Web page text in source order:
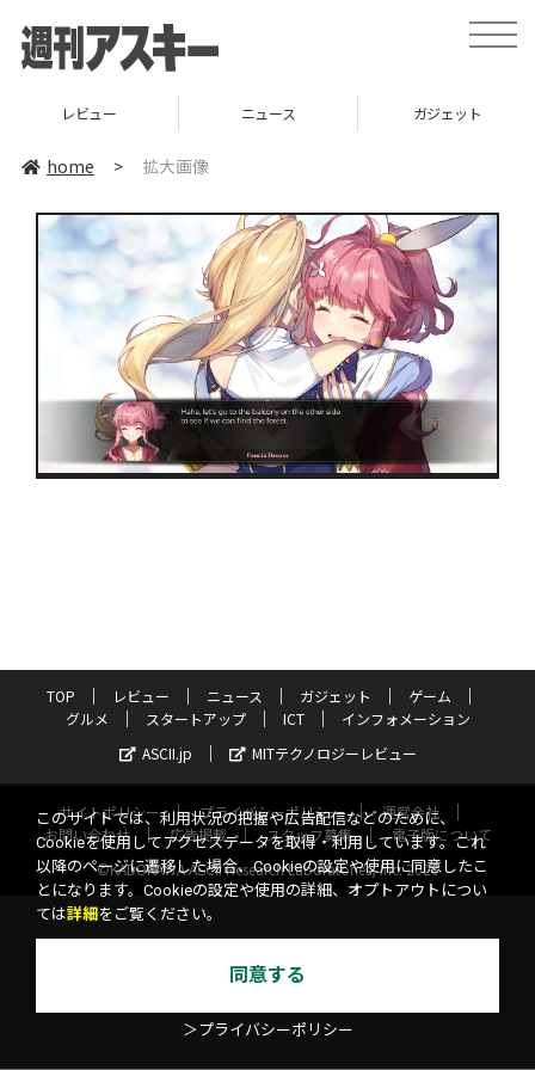
toggle
レビュー ニュース ガジェット
home > 拡大画像
TOP レビュー ニュース ガジェット
ゲーム
グルメ
スタートアップ ICT
インフォメーション
ASCII.jp
MITテクノロジーレビュー
サイトポリシー プライバシーポリシー
運営会社
お問い合わせ
広告掲載 スタッフ募集
電子版について
©KADOKAWA ASCII Research Laboratories, Inc. 2026
このサイトでは、利用状況の把握や広告配信などのために、
Cookieを使用してアクセスデータを取得・利用しています。これ
以降のページに遷移した場合、Cookieの設定や使用に同意したこ
とになります。Cookieの設定や使用の詳細、オプトアウトについ
ては詳細 をご覧ください。
同意する
＞プライバシーポリシー